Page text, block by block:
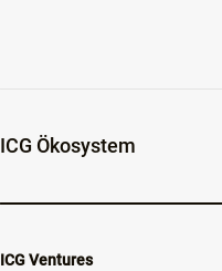
ICG Ökosystem
ICG Ventures